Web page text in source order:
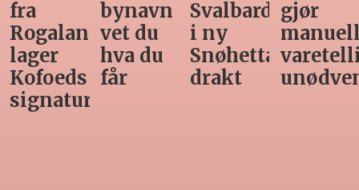
bynavn
vet du
hva du
får
Svalbard
i ny
Snøhetta-
drakt
gjør
manuell
varetelling
unødvendig
før